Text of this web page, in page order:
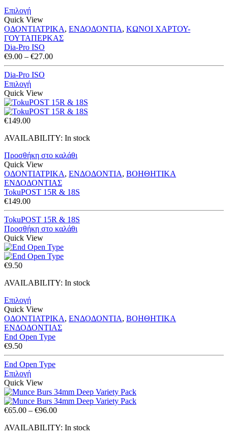
Επιλογή
Quick View
ΟΔΟΝΤΙΑΤΡΙΚΑ, ΕΝΔΟΔΟΝΤΙΑ, ΚΩΝΟΙ ΧΑΡΤΟΥ-
ΓΟΥΤΑΠΕΡΚΑΣ
Dia-Pro ISO
€9.00 – €27.00Price
range:
Dia-Pro ISO
Επιλογή
Quick View
€149.00
AVAILABILITY: In stock
Προσθήκη στο καλάθι
Quick View
ΟΔΟΝΤΙΑΤΡΙΚΑ, ΕΝΔΟΔΟΝΤΙΑ, ΒΟΗΘΗΤΙΚΑ
ΕΝΔΟΔΟΝΤΙΑΣ
TokuPOST 15R & 18S
€149.00
TokuPOST 15R & 18S
Προσθήκη στο καλάθι
Quick View
€9.50
AVAILABILITY: In stock
Επιλογή
Quick View
ΟΔΟΝΤΙΑΤΡΙΚΑ, ΕΝΔΟΔΟΝΤΙΑ, ΒΟΗΘΗΤΙΚΑ
ΕΝΔΟΔΟΝΤΙΑΣ
End Open Type
€9.50
End Open Type
Επιλογή
Quick View
€65.00 – €96.00Price
€65.00
AVAILABILITY: In stock